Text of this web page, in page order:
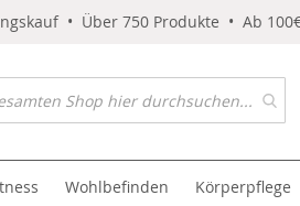
• Über 750 Produkte • Ab
Wohlbefinden Körperpflege